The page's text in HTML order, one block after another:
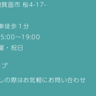
面市 桜4-17-
徒歩１分
～19:00
・祝日
プ
の際はお気軽にお問い合わせ